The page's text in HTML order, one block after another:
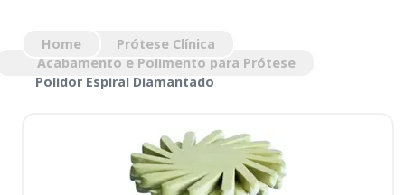
Home
Prótese Clínica
Acabamento e Polimento para Prótese
Polidor Espiral Diamantado